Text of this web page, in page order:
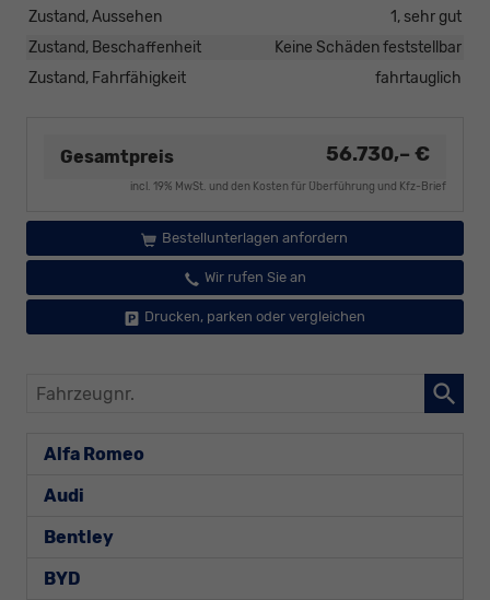
Zustand, Aussehen
1, sehr gut
Zustand, Beschaffenheit
Keine Schäden feststellbar
Zustand, Fahrfähigkeit
fahrtauglich
Gesamtpreis 56.730,– €
incl. 19% MwSt. und den Kosten für Überführung und Kfz-Brief
Bestellunterlagen anfordern
Wir rufen Sie an
Drucken, parken oder vergleichen
Fahrzeugnr.
Alfa Romeo
Audi
Bentley
BYD